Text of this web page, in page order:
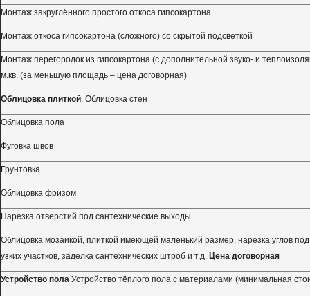
Монтаж закруглённого простого откоса гипсокартона
Монтаж откоса гипсокартона (сложного) со скрытой подсветкой
Монтаж перегородок из гипсокартона (с дополнительной звуко- и
м.кв. (за меньшую площадь – цена договорная)
Облицовка плиткой . Облицовка стен
Облицовка пола
Фуговка швов
Грунтовка
Облицовка фризом
Нарезка отверстий под сантехнические выходы
Облицовка мозаикой, плиткой имеющей маленький размер, нарезка углов под
узких участков, заделка сантехнических штроб и т.д. Цена договорная
Устройство пола Устройство тёплого пола с материалами (минимальная